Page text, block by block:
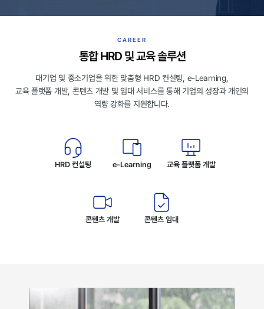
CAREER
통합 HRD 및 교육 솔루션
대기업 및 중소기업을 위한 맞춤형 HRD 컨설팅, e-Learning,
교육 플랫폼 개발, 콘텐츠 개발 및 임대 서비스를 통해 기업의 성장과 개인의
역량 강화를 지원합니다.
HRD 컨설팅 e-Learning 교육 플랫폼 개발
콘텐츠 개발 콘텐츠 임대